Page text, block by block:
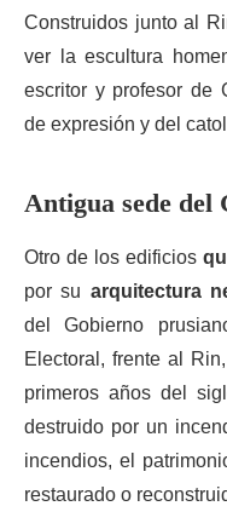
Construidos junto al
ver la escultura
escritor y profesor de
de expresión y del
Antigua sede del
Otro de los edificios
por su arquitectura
del Gobierno
Electoral, frente al
primeros años del
destruido por un
incendios, el
restaurado o